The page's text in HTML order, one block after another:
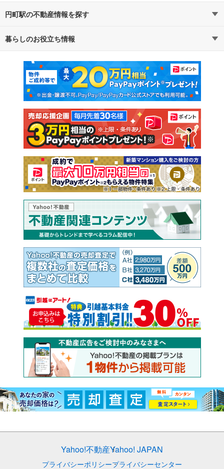
円町駅の不動産情報を探す
不動産・住宅
新築マンション 中古マンション
新築一戸建て 中古一戸建て
注文住宅 土地
売却査定
暮らしのお役立ち情報
マンションカタログ 教えて！住まいの先生
Yahoo!不動産Yahoo! JAPAN
プライバシーポリシープライバシーセンター